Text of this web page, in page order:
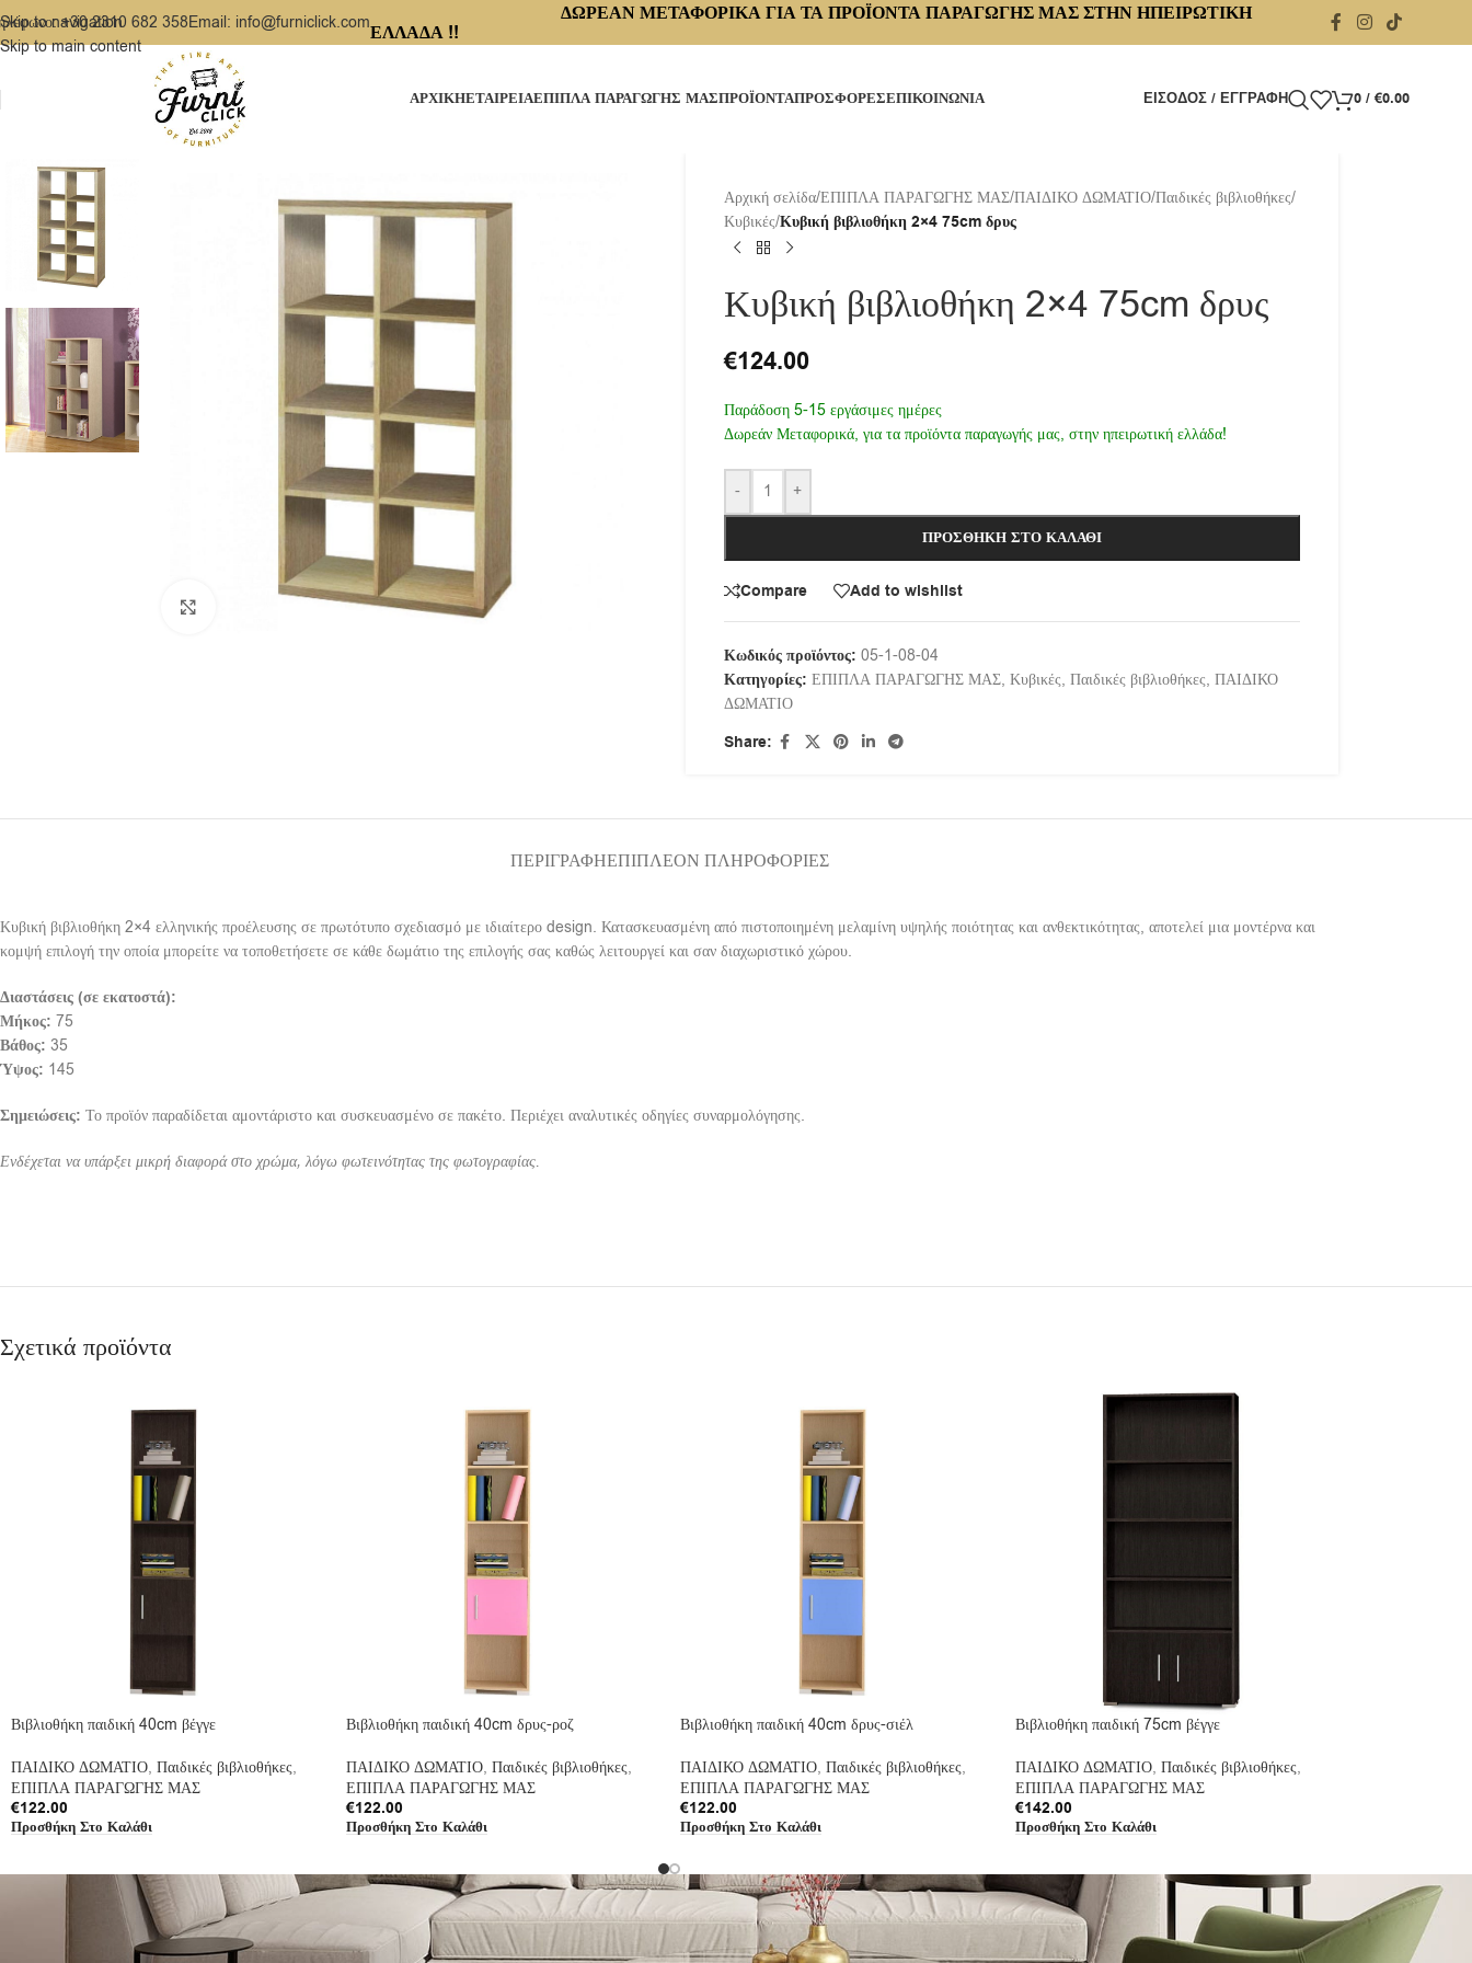
Skip to navigation
Skip to main content
+30 2310 682 358Email: info@furniclick.com
ΔΩΡΕΑΝ ΜΕΤΑΦΟΡΙΚΑ ΓΙΑ ΤΑ ΠΡΟΪΟΝΤΑ ΠΑΡΑΓΩΓΗΣ ΜΑΣ ΣΤΗΝ ΗΠΕΙΡΩΤΙΚΗ
ΕΛΛΑΔΑ !!
ΑΡΧΙΚΗΕΤΑΙΡΕΙΑΕΠΙΠΛΑ ΠΑΡΑΓΩΓΗΣ ΜΑΣΠΡΟΪΟΝΤΑΠΡΟΣΦΟΡΕΣΕΠΙΚΟΙΝΩΝΙΑ ΕΊΣΟΔΟΣ / ΕΓΓΡΑΦΉ 0 / €0.00
Click to enlarge
Αρχική σελίδα/ΕΠΙΠΛΑ ΠΑΡΑΓΩΓΗΣ ΜΑΣ/ΠΑΙΔΙΚΟ ΔΩΜΑΤΙΟ/Παιδικές βιβλιοθήκες/
Κυβικές/Κυβική βιβλιοθήκη 2×4 75cm δρυς
Κυβική βιβλιοθήκη 2×4 75cm δρυς
€124.00
Παράδοση 5-15 εργάσιμες ημέρες
Δωρεάν Μεταφορικά, για τα προϊόντα παραγωγής μας, στην ηπειρωτική ελλάδα!
- +
ΠΡΟΣΘΉΚΗ ΣΤΟ ΚΑΛΆΘΙ
Compare Add to wishlist
Κωδικός προϊόντος: 05-1-08-04
Κατηγορίες: ΕΠΙΠΛΑ ΠΑΡΑΓΩΓΗΣ ΜΑΣ, Κυβικές, Παιδικές βιβλιοθήκες, ΠΑΙΔΙΚΟ
ΔΩΜΑΤΙΟ
Share:
ΠΕΡΙΓΡΑΦΉΕΠΙΠΛΈΟΝ ΠΛΗΡΟΦΟΡΊΕΣ
Κυβική βιβλιοθήκη 2×4 ελληνικής προέλευσης σε πρωτότυπο σχεδιασμό με ιδιαίτερο design. Κατασκευασμένη από πιστοποιημένη μελαμίνη υψηλής ποιότητας και ανθεκτικότητας, αποτελεί μια μοντέρνα και
κομψή επιλογή την οποία μπορείτε να τοποθετήσετε σε κάθε δωμάτιο της επιλογής σας καθώς λειτουργεί και σαν διαχωριστικό χώρου.
Διαστάσεις (σε εκατοστά):
Μήκος: 75
Βάθος: 35
Ύψος: 145
Σημειώσεις: Το προϊόν παραδίδεται αμοντάριστο και συσκευασμένο σε πακέτο. Περιέχει αναλυτικές οδηγίες συναρμολόγησης.
Ενδέχεται να υπάρξει μικρή διαφορά στο χρώμα, λόγω φωτεινότητας της φωτογραφίας.
Σχετικά προϊόντα
Βιβλιοθήκη παιδική 40cm βέγγε
ΠΑΙΔΙΚΟ ΔΩΜΑΤΙΟ, Παιδικές βιβλιοθήκες,
ΕΠΙΠΛΑ ΠΑΡΑΓΩΓΗΣ ΜΑΣ
€122.00
Προσθήκη Στο Καλάθι
Βιβλιοθήκη παιδική 40cm δρυς-ροζ
ΠΑΙΔΙΚΟ ΔΩΜΑΤΙΟ, Παιδικές βιβλιοθήκες,
ΕΠΙΠΛΑ ΠΑΡΑΓΩΓΗΣ ΜΑΣ
€122.00
Προσθήκη Στο Καλάθι
Βιβλιοθήκη παιδική 40cm δρυς-σιέλ
ΠΑΙΔΙΚΟ ΔΩΜΑΤΙΟ, Παιδικές βιβλιοθήκες,
ΕΠΙΠΛΑ ΠΑΡΑΓΩΓΗΣ ΜΑΣ
€122.00
Προσθήκη Στο Καλάθι
Βιβλιοθήκη παιδική 75cm βέγγε
ΠΑΙΔΙΚΟ ΔΩΜΑΤΙΟ, Παιδικές βιβλιοθήκες,
ΕΠΙΠΛΑ ΠΑΡΑΓΩΓΗΣ ΜΑΣ
€142.00
Προσθήκη Στο Καλάθι